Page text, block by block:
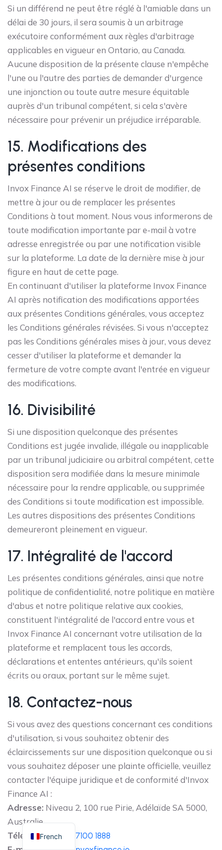
Si un différend ne peut être réglé à l'amiable dans un
délai de 30 jours, il sera soumis à un arbitrage
exécutoire conformément aux règles d'arbitrage
applicables en vigueur en Ontario, au Canada.
Aucune disposition de la présente clause n'empêche
l'une ou l'autre des parties de demander d'urgence
une injonction ou toute autre mesure équitable
auprès d'un tribunal compétent, si cela s'avère
nécessaire pour prévenir un préjudice irréparable.
15. Modifications des
présentes conditions
Invox Finance AI se réserve le droit de modifier, de
mettre à jour ou de remplacer les présentes
Conditions à tout moment. Nous vous informerons de
toute modification importante par e-mail à votre
adresse enregistrée ou par une notification visible
sur la plateforme. La date de la dernière mise à jour
figure en haut de cette page.
En continuant d'utiliser la plateforme Invox Finance
AI après notification des modifications apportées
aux présentes Conditions générales, vous acceptez
les Conditions générales révisées. Si vous n'acceptez
pas les Conditions générales mises à jour, vous devez
cesser d'utiliser la plateforme et demander la
fermeture de votre compte avant l'entrée en vigueur
des modifications.
16. Divisibilité
Si une disposition quelconque des présentes
Conditions est jugée invalide, illégale ou inapplicable
par un tribunal judiciaire ou arbitral compétent, cette
disposition sera modifiée dans la mesure minimale
nécessaire pour la rendre applicable, ou supprimée
des Conditions si toute modification est impossible.
Les autres dispositions des présentes Conditions
demeureront pleinement en vigueur.
17. Intégralité de l'accord
Les présentes conditions générales, ainsi que notre
politique de confidentialité, notre politique en matière
d'abus et notre politique relative aux cookies,
constituent l'intégralité de l'accord entre vous et
Invox Finance AI concernant votre utilisation de la
plateforme et remplacent tous les accords,
déclarations et ententes antérieurs, qu'ils soient
écrits ou oraux, portant sur le même sujet.
18. Contactez-nous
Si vous avez des questions concernant ces conditions
d'utilisation, si vous souhaitez obtenir des
éclaircissements sur une disposition quelconque ou si
vous souhaitez déposer une plainte officielle, veuillez
contacter l'équipe juridique et de conformité d'Invox
Finance AI :
Adresse: Niveau 2, 100 rue Pirie, Adélaïde SA 5000,
Australie
Téléphone: +61 8 7100 1888
French